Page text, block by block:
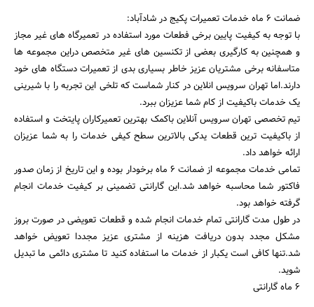
ضمانت ۶ ماه خدمات تعمیرات پکیج در شادآباد:
با توجه به کیفیت پایین برخی فطعات مورد استفاده در تعمیرگاه های غیر مجاز
و همچنین به کارگیری بعضی از تکنسین های غیر متخصص دراین مجموعه ها
متاسفانه برخی مشتریان عزیز خاطر بسیاری بدی از تعمیرات دستگاه های خود
دارند.اما تهران سرویس انلاین در کنار شماست که تلخی این تجربه را با شیرینی
یک خدمات باکیفیت از کام شما عزیزان ببرد.
تیم تخصصی تهران سرویس آنلاین باکمک بهترین تعمیرکاران پایتخت و استفاده
از باکیفیت ترین قطعات یدکی بالاترین سطح کیفی خدمات را به شما عزیزان
ارائه خواهد داد.
تمامی خدمات مجموعه از ضمانت ۶ ماه برخودار بوده و این تاریخ از زمان صدور
فاکتور شما محاسبه خواهد شد.این گارانتی تضمینی بر کیفیت خدمات انجام
گرفته خواهد بود.
در طول مدت گارانتی تمام خدمات انجام شده و قطعات تعویضی در صورت بروز
مشکل مجدد بدون دریافت هزینه از مشتری عزیز مجددا تعویض خواهد
شد.تنها کافی است یکبار از خدمات ما استفاده کنید تا مشتری دائمی ما تبدیل
شوید.
6 ماه گارانتی